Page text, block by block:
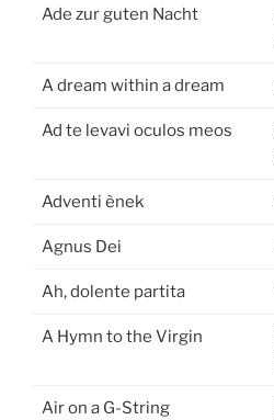
Ade zur guten Nacht
A dream within a dream
Ad te levavi oculos meos
Adventi ènek
Agnus Dei
Ah, dolente partita
A Hymn to the Virgin
Air on a G-String